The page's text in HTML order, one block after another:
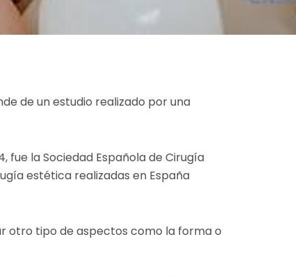
de un estudio realizado por una
fue la Sociedad Española de Cirugía
estética realizadas en España
otro tipo de aspectos como la forma o